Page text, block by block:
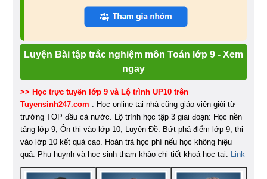
Luyện Bài tập trắc nghiệm môn Toán lớp 9 - Xem
ngay
>> Học trực tuyến lớp 9 và Lộ trình UP10 trên
Tuyensinh247.com
. Học online tại nhà cũng giáo viên giỏi từ
trường TOP đầu cả nước. Lộ trình học tập 3 giai đoạn: Học nền
tảng lớp 9, Ôn thi vào lớp 10, Luyện Đề. Bứt phá điểm lớp 9, thi
vào lớp 10 kết quả cao. Hoàn trả học phí nếu học không hiệu
quả. Phụ huynh và học sinh tham khảo chi tiết khoá học tại: Link